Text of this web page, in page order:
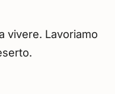
vivere. Lavoriamo